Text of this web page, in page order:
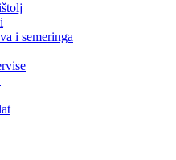
i semeringa